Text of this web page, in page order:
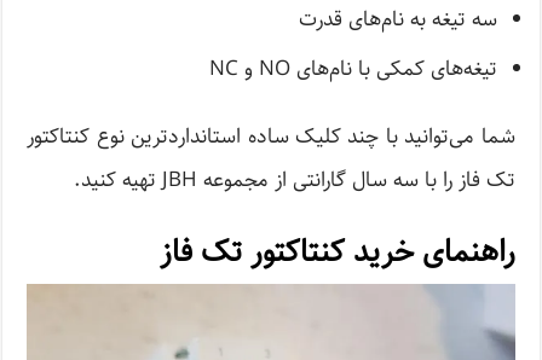
سه تیغه به نام‌های قدرت
تیغه‌های کمکی با نام‌های NO و NC
شما می‌توانید با چند کلیک ساده استانداردترین نوع کنتاکتور
تک فاز را با سه سال گارانتی از مجموعه JBH تهیه کنید.
راهنمای خرید کنتاکتور تک فاز